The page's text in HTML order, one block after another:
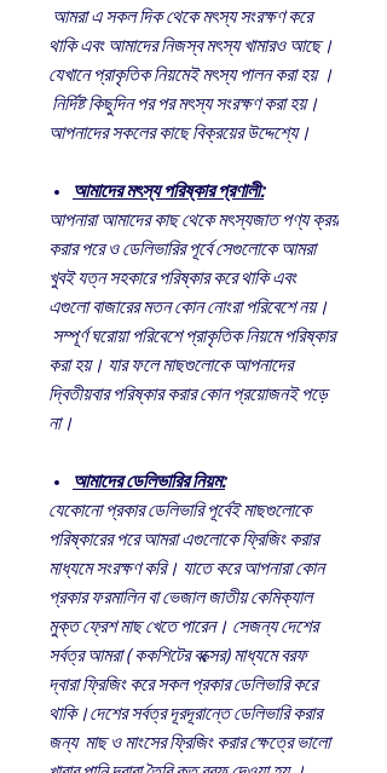
আমরা এ সকল দিক থেকে মৎস্য সংরক্ষণ করে
থাকি এবং আমাদের নিজস্ব মৎস্য খামারও আছে।
যেখানে প্রাকৃতিক নিয়মেই মৎস্য পালন করা হয় ।
নির্দিষ্ট কিছুদিন পর পর মৎস্য সংরক্ষণ করা হয়।
আপনাদের সকলের কাছে বিক্রয়ের উদ্দেশ্যে।
আমাদের মৎস্য পরিষ্কার প্রণালী:
আপনারা আমাদের কাছ থেকে মৎস্যজাত পণ্য ক্রয়
করার পরে ও ডেলিভারির পূর্বে সেগুলোকে আমরা
খুবই যত্ন সহকারে পরিষ্কার করে থাকি এবং
এগুলো বাজারের মতন কোন নোংরা পরিবেশে নয়।
সম্পূর্ণ ঘরোয়া পরিবেশে প্রাকৃতিক নিয়মে পরিষ্কার
করা হয়। যার ফলে মাছগুলোকে আপনাদের
দ্বিতীয়বার পরিষ্কার করার কোন প্রয়োজনই পড়ে
না।
আমাদের ডেলিভারির নিয়ম:
যেকোনো প্রকার ডেলিভারি পূর্বেই মাছগুলোকে
পরিষ্কারের পরে আমরা এগুলোকে ফ্রিজিং করার
মাধ্যমে সংরক্ষণ করি। যাতে করে আপনারা কোন
প্রকার ফরমালিন বা ভেজাল জাতীয় কেমিক্যাল
মুক্ত ফ্রেশ মাছ খেতে পারেন। সেজন্য দেশের
সর্বত্র আমরা ( ককশিটের বক্সের) মাধ্যমে বরফ
দ্বারা ফ্রিজিং করে সকল প্রকার ডেলিভারি করে
থাকি।দেশের সর্বত্র দূরদূরান্তে ডেলিভারি করার
জন্য মাছ ও মাংসের ফ্রিজিং করার ক্ষেত্রে ভালো